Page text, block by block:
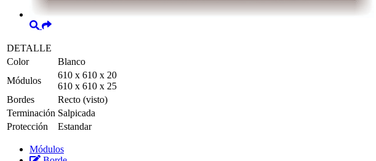
DETALLE
Color
Blanco
Módulos
610 x 610 x 20
610 x 610 x 25
Bordes
Recto (visto)
Terminación Salpicada
Protección
Estandar
Módulos